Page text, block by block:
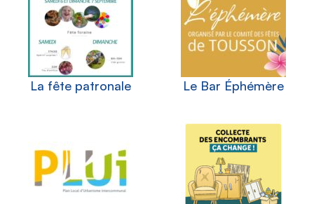
La fête patronale Le Bar Éphémère